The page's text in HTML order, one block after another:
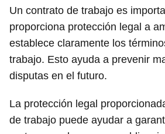
Un contrato de trabajo es
proporciona protección legal a
establece claramente los
trabajo. Esto ayuda a prevenir
disputas en el futuro.
La protección legal
de trabajo puede ayudar a